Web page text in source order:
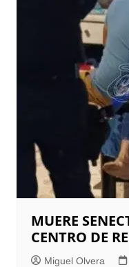
MUERE
CENTRO DE
Miguel Olvera